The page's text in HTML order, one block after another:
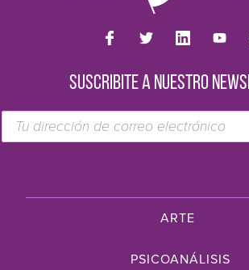
SUSCRIBITE A NUESTRO
ARTE
PSICOANÁLISIS